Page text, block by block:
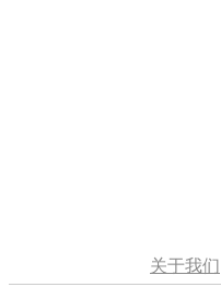
关于我们